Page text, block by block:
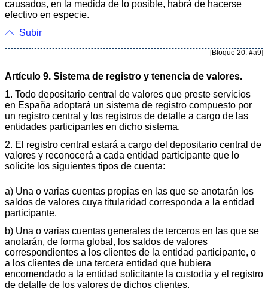
causados, en la medida de lo posible, habrá de hacerse
efectivo en especie.
Subir
[Bloque 20: #a9]
Artículo 9. Sistema de registro y tenencia de valores.
1. Todo depositario central de valores que preste servicios
en España adoptará un sistema de registro compuesto por
un registro central y los registros de detalle a cargo de las
entidades participantes en dicho sistema.
2. El registro central estará a cargo del depositario central de
valores y reconocerá a cada entidad participante que lo
solicite los siguientes tipos de cuenta:
a) Una o varias cuentas propias en las que se anotarán los
saldos de valores cuya titularidad corresponda a la entidad
participante.
b) Una o varias cuentas generales de terceros en las que se
anotarán, de forma global, los saldos de valores
correspondientes a los clientes de la entidad participante, o
a los clientes de una tercera entidad que hubiera
encomendado a la entidad solicitante la custodia y el registro
de detalle de los valores de dichos clientes.